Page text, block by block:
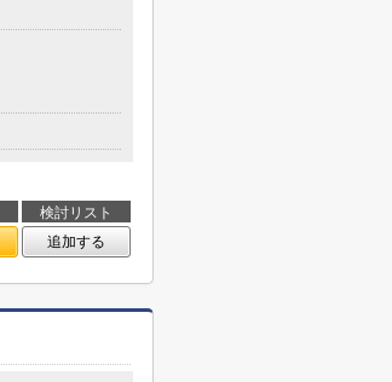
検討リスト
追加する